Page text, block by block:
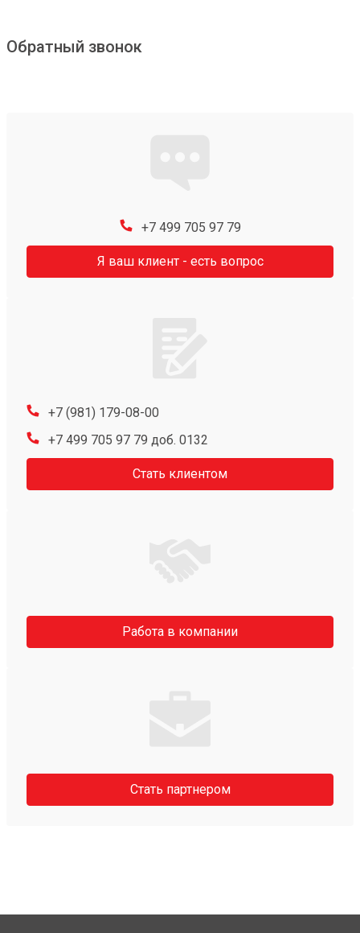
Обратный звонок
+7 499 705 97 79
Я ваш клиент - есть вопрос
+7 (981) 179-08-00
+7 499 705 97 79 доб. 0132
Стать клиентом
Работа в компании
Стать партнером